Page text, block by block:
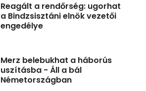
Reagált a rendőrség: ugorhat
a Bindzsisztáni elnök vezetői
engedélye
Merz belebukhat a háborús
uszításba - Áll a bál
Németországban